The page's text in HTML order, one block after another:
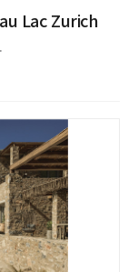
Lac Zurich